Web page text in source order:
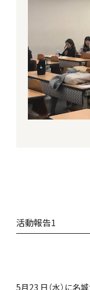
活動報告1
5月23 日（水）に名